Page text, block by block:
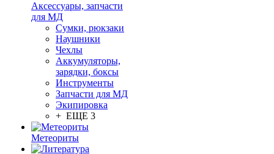
Аксессуары, запчасти
для МД
Сумки, рюкзаки
Наушники
Чехлы
Аккумуляторы,
зарядки, боксы
Инструменты
Запчасти для МД
Экипировка
+ ЕЩЕ 3
Метеориты